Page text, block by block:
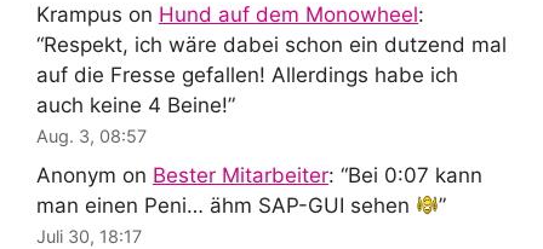
Krampus on Hund auf dem Monowheel:
“Respekt, ich wäre dabei schon ein dutzend mal
auf die Fresse gefallen! Allerdings habe ich
auch keine 4 Beine!”
Aug. 3, 08:57
Anonym on Bester Mitarbeiter: “Bei 0:07 kann
man einen Peni… ähm SAP-GUI sehen
”
Juli 30, 18:17